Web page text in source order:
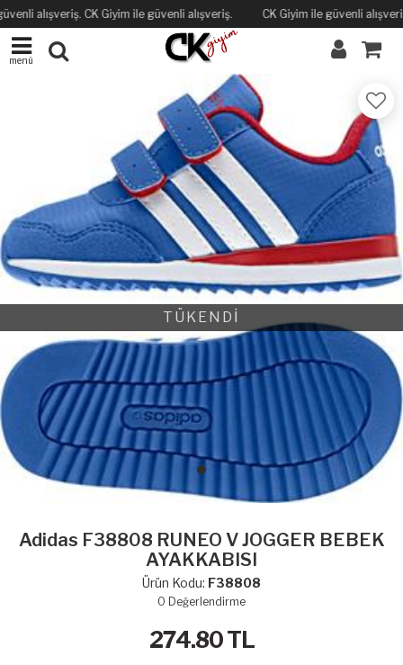
alışveriş. CK Giyim ile güvenli alışveriş. CK Giyim ile güvenli
menü
TÜKENDİ
Adidas F38808 RUNEO V JOGGER BEBEK
AYAKKABISI
Ürün Kodu: F38808
0 Değerlendirme
274.80TL